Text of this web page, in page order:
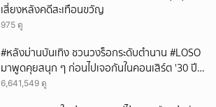
เสี่ยงหลังคดีสะเทือนขวัญ
975 ดู
#หลังม่านบันเทิง ชวนวงร็อกระดับตำนาน #LOSO
มาพูดคุยสนุก ๆ ก่อนไปเจอกันในคอนเสิร์ต '30 ปี
LOSO นานเท่าไรก็รอ'
6,641,549 ดู